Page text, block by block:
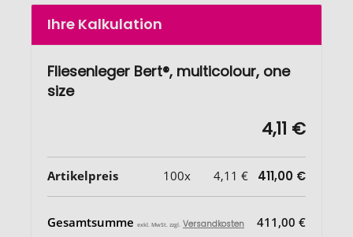
Ihre Kalkulation
Fliesenleger Bert®, multicolour, one
size
4,11 €
Artikelpreis 100x 4,11 € 411,00 €
Gesamtsumme exkl. MwSt. zzgl. Versandkosten 411,00 €